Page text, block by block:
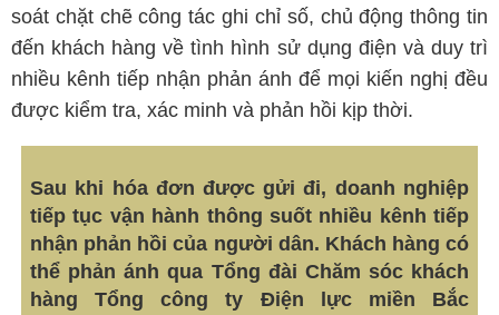
soát chặt chẽ công tác ghi chỉ số, chủ động thông tin
đến khách hàng về tình hình sử dụng điện và duy trì
nhiều kênh tiếp nhận phản ánh để mọi kiến nghị đều
được kiểm tra, xác minh và phản hồi kịp thời.
Sau khi hóa đơn được gửi đi, doanh nghiệp
tiếp tục vận hành thông suốt nhiều kênh tiếp
nhận phản hồi của người dân. Khách hàng có
thể phản ánh qua Tổng đài Chăm sóc khách
hàng Tổng công ty Điện lực miền Bắc